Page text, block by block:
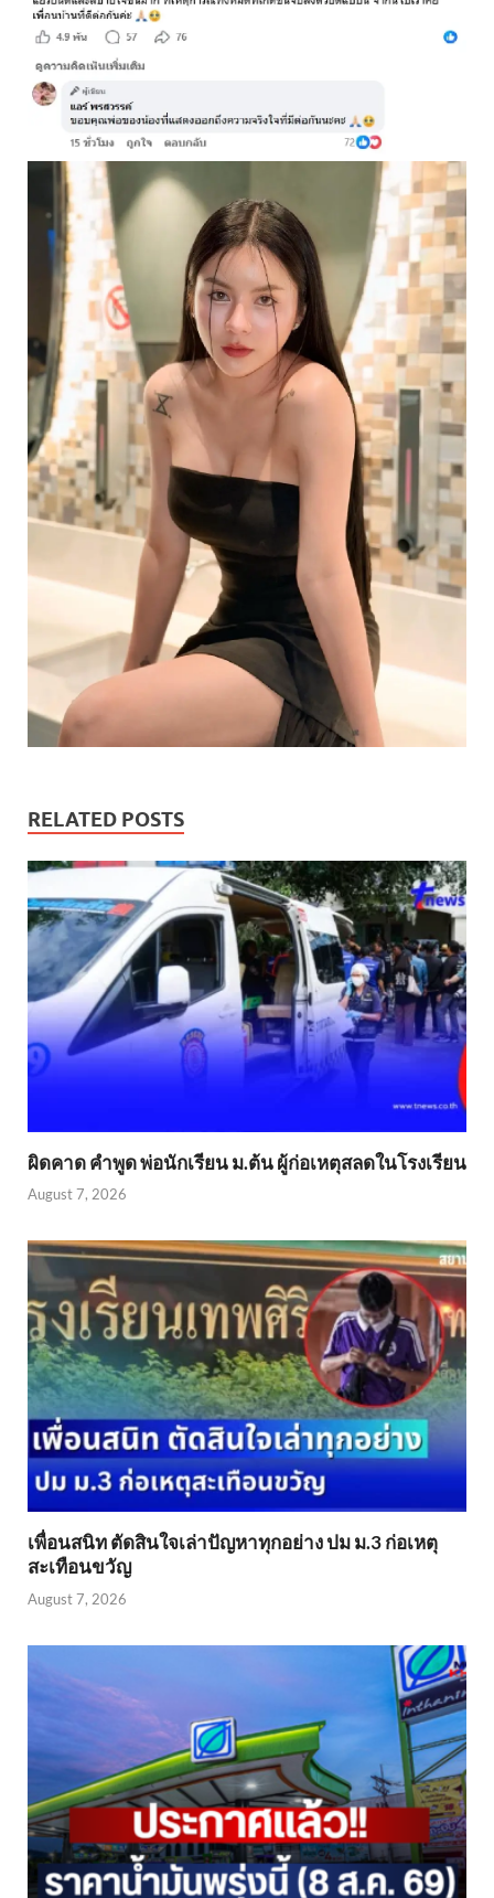
RELATED POSTS
ผิดคาด คำพูด พ่อนักเรียน ม.ต้น ผู้ก่อเหตุสลดในโรงเรียน
August 7, 2026
เพื่อนสนิท ตัดสินใจเล่าปัญหาทุกอย่าง ปม ม.3 ก่อเหตุ
สะเทือนขวัญ
August 7, 2026